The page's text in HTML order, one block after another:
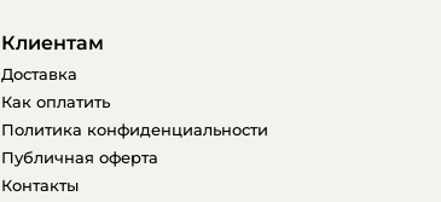
Клиентам
Доставка
Как оплатить
Политика конфиденциальности
Публичная оферта
Контакты